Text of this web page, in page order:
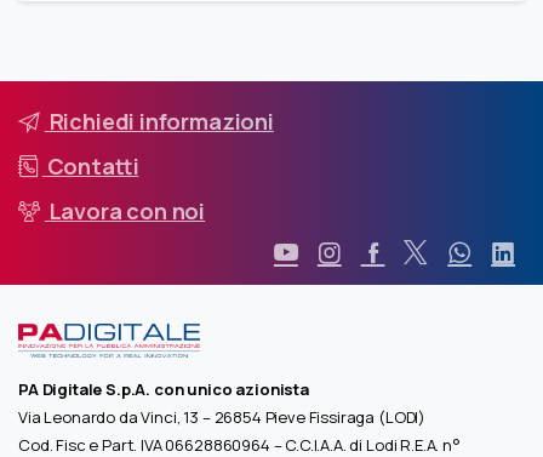
Richiedi informazioni
Contatti
Lavora con noi
PA Digitale S.p.A. con unico azionista
Via Leonardo da Vinci, 13 – 26854 Pieve Fissiraga (LODI)
Cod. Fisc e Part. IVA 06628860964 – C.C.I.A.A. di Lodi R.E.A. n°